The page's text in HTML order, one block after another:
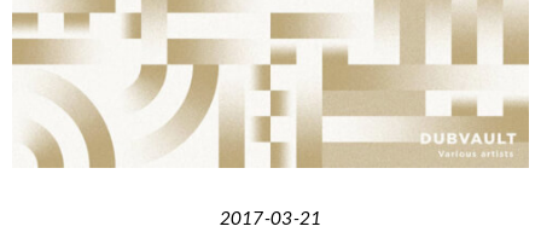
2017-03-21